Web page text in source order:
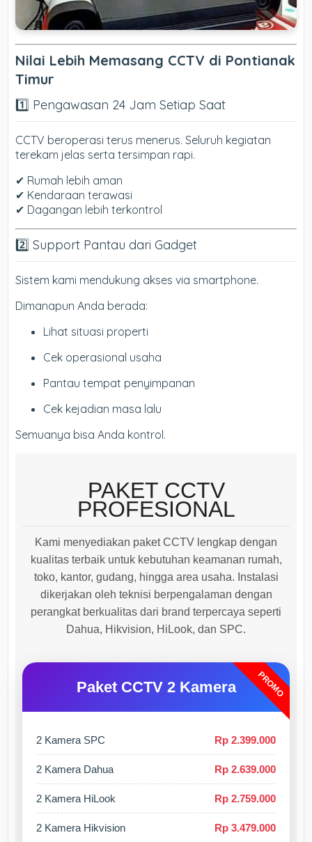
Nilai Lebih Memasang CCTV di Pontianak
Timur
1️⃣ Pengawasan 24 Jam Setiap Saat
CCTV beroperasi terus menerus. Seluruh kegiatan
terekam jelas serta tersimpan rapi.
✔ Rumah lebih aman
✔ Kendaraan terawasi
✔ Dagangan lebih terkontrol
2️⃣ Support Pantau dari Gadget
Sistem kami mendukung akses via smartphone.
Dimanapun Anda berada:
Lihat situasi properti
Cek operasional usaha
Pantau tempat penyimpanan
Cek kejadian masa lalu
Semuanya bisa Anda kontrol.
PAKET CCTV
PROFESIONAL
Kami menyediakan paket CCTV lengkap dengan
kualitas terbaik untuk kebutuhan keamanan rumah,
toko, kantor, gudang, hingga area usaha. Instalasi
dikerjakan oleh teknisi berpengalaman dengan
perangkat berkualitas dari brand terpercaya seperti
Dahua, Hikvision, HiLook, dan SPC.
PROMO
Paket CCTV 2 Kamera
2 Kamera SPC Rp 2.399.000
2 Kamera Dahua Rp 2.639.000
2 Kamera HiLook Rp 2.759.000
2 Kamera Hikvision Rp 3.479.000